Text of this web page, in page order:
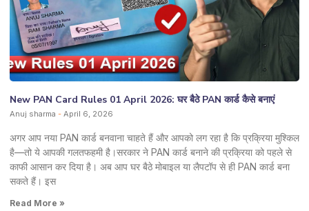
New PAN Card Rules 01 April 2026: घर बैठे PAN कार्ड कैसे बनाएं
Anuj sharma April 6, 2026
अगर आप नया PAN कार्ड बनवाना चाहते हैं और आपको लग रहा है कि प्रक्रिया मुश्किल
है—तो ये आपकी गलतफहमी है।सरकार ने PAN कार्ड बनाने की प्रक्रिया को पहले से
काफी आसान कर दिया है। अब आप घर बैठे मोबाइल या लैपटॉप से ही PAN कार्ड बना
सकते हैं। इस
Read More »